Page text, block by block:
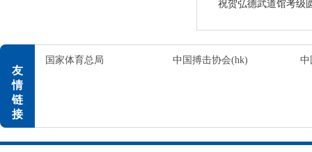
祝贺弘德武道馆考级
友
情
链
接
国家体育总局 中国搏击协会(hk) 中